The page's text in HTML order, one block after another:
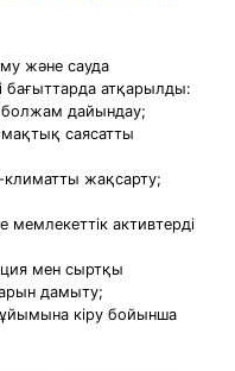
және сауда
бағыттарда атқарылды:
дайындау;
саясатты
климатты жақсарту;
мемлекеттік активтерді
мен сыртқы
дамыту;
ұйымына кіру бойынша